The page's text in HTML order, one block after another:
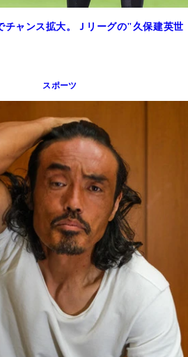
チャンス拡大。Ｊリーグの"久保建英世
スポーツ